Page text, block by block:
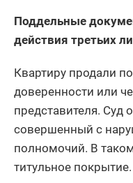
Поддельные
действия третьих
Квартиру продали
доверенности или
представителя. Суд
совершенный с
полномочий. В
титульное покрытие.